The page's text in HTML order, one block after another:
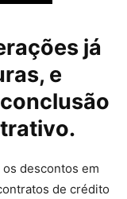
já
e
descontos em
de crédito